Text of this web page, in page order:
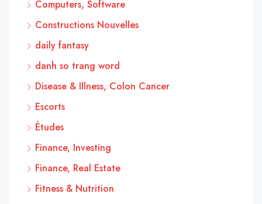
Computers, Software
Constructions Nouvelles
daily fantasy
danh so trang word
Disease & Illness, Colon Cancer
Escorts
Études
Finance, Investing
Finance, Real Estate
Fitness & Nutrition